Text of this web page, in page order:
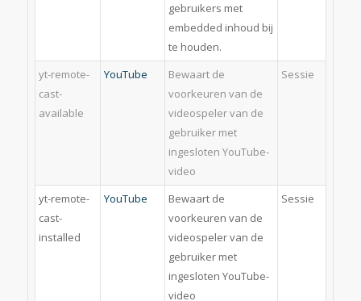
gebruikers met
embedded inhoud bij
te houden.
yt-remote-
cast-
available
YouTube
Bewaart de
voorkeuren van de
videospeler van de
gebruiker met
ingesloten YouTube-
video
Sessie
yt-remote-
cast-
installed
YouTube
Bewaart de
voorkeuren van de
videospeler van de
gebruiker met
ingesloten YouTube-
video
Sessie